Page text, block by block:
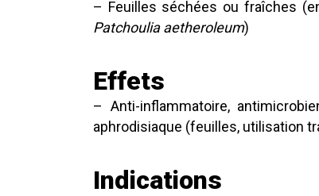
– Feuilles séchées ou fraîches
Patchoulia aetheroleum)
​Effets
– Anti-inflammatoire,
aphrodisiaque (feuilles, utilisation
Indications